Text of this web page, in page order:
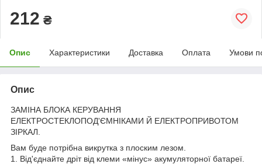
212 ₴
Опис Характеристики Доставка Оплата Умови
Опис
ЗАМІНА БЛОКА КЕРУВАННЯ
ЕЛЕКТРОСТЕКЛОПОД'ЄМНІКАМИ Й ЕЛЕКТРОПРИВОТОМ
ЗІРКАЛ.
Вам буде потрібна викрутка з плоским лезом.
1. Від'єднайте дріт від клеми «мінус» акумуляторної батареї.